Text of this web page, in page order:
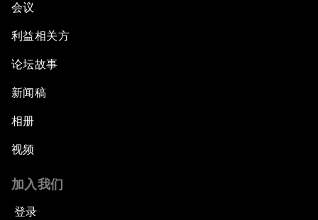
会议
利益相关方
论坛故事
新闻稿
相册
视频
加入我们
登录